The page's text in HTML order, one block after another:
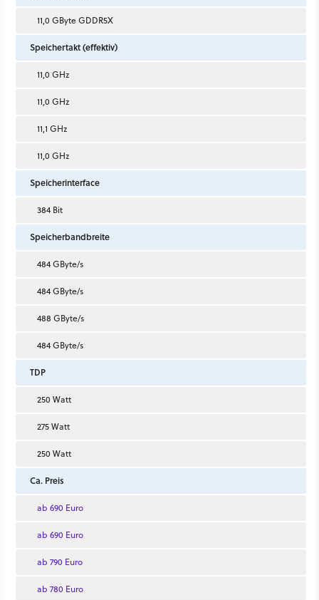
11,0 GByte GDDR5X
Speichertakt (effektiv)
11,0 GHz
11,0 GHz
11,1 GHz
11,0 GHz
Speicherinterface
384 Bit
Speicherbandbreite
484 GByte/s
484 GByte/s
488 GByte/s
484 GByte/s
TDP
250 Watt
275 Watt
250 Watt
Ca. Preis
ab 690 Euro
ab 690 Euro
ab 790 Euro
ab 780 Euro